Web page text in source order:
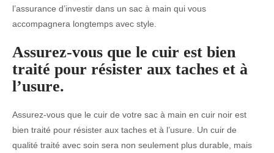
l’assurance d’investir dans un sac à main qui vous
accompagnera longtemps avec style.
Assurez-vous que le cuir est bien
traité pour résister aux taches et à
l’usure.
Assurez-vous que le cuir de votre sac à main en cuir noir est
bien traité pour résister aux taches et à l’usure. Un cuir de
qualité traité avec soin sera non seulement plus durable, mais